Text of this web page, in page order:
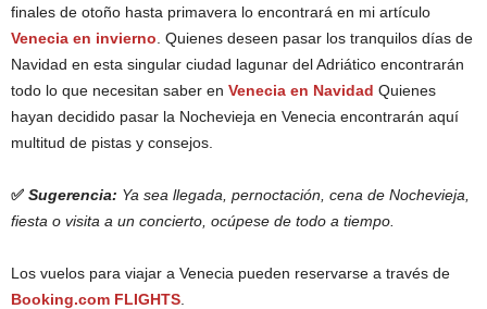
finales de otoño hasta primavera lo encontrará en mi artículo
Venecia en invierno . Quienes deseen pasar los tranquilos días de
Navidad en esta singular ciudad lagunar del Adriático encontrarán
todo lo que necesitan saber en Venecia en Navidad Quienes
hayan decidido pasar la Nochevieja en Venecia encontrarán aquí
multitud de pistas y consejos.
✅ Sugerencia: Ya sea llegada, pernoctación, cena de Nochevieja,
fiesta o visita a un concierto, ocúpese de todo a tiempo.
Los vuelos para viajar a Venecia pueden reservarse a través de
Booking.com FLIGHTS